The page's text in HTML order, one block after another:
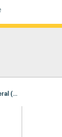
Itinerario : Port Canaveral (Orlando), Nassau, Ocean cay MSC marine reserve, Puerto Plata, Port Canaveral (Orlando)